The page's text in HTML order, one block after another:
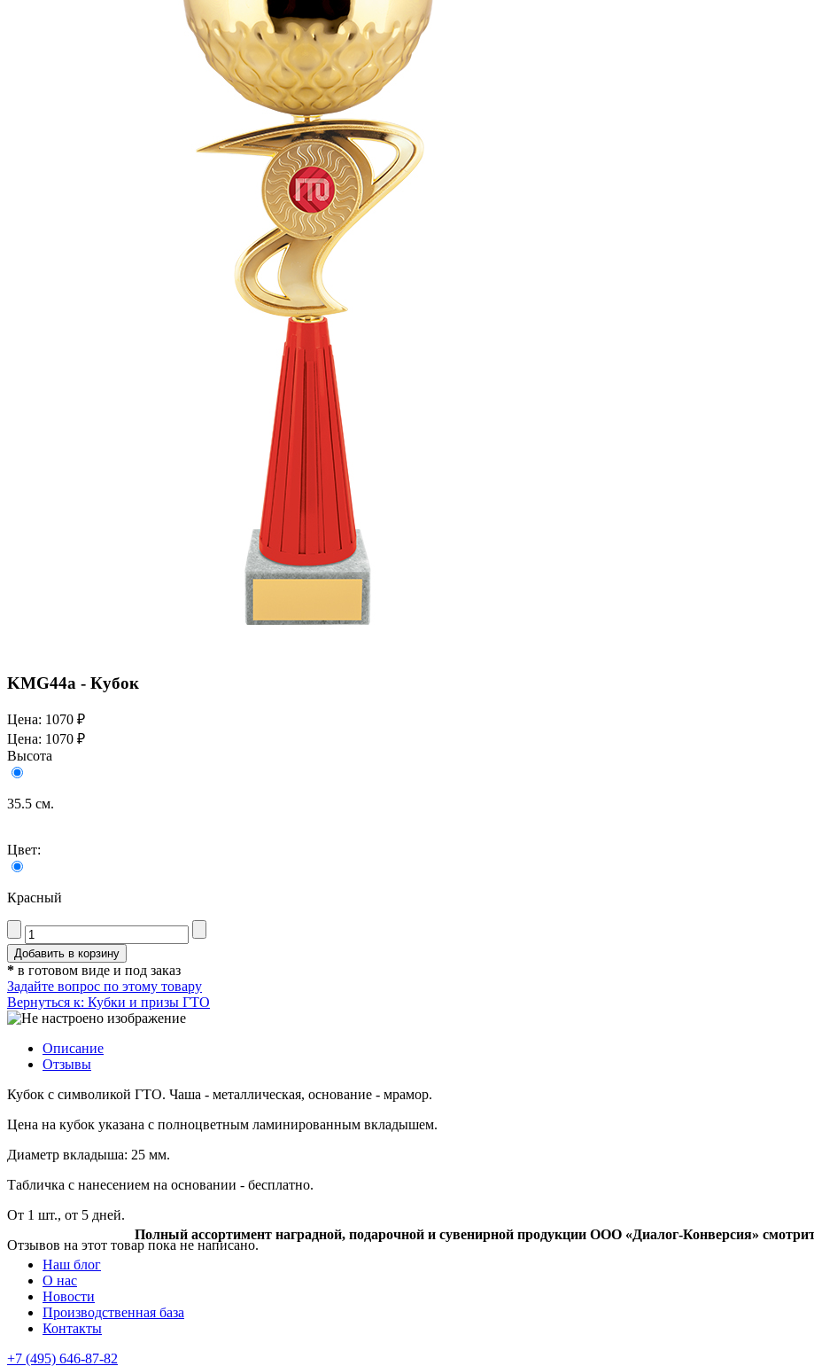
KMG44a - Кубок
Цена: 1070 ₽
Цена: 1070 ₽
Высота
35.5 см.
Цвет:
Красный
* в готовом виде и под заказ
Задайте вопрос по этому товару
Вернуться к: Кубки и призы ГТО
Описание
Отзывы
Кубок с символикой ГТО. Чаша - металлическая, основание - мрамор.
Цена на кубок указана с полноцветным ламинированным вкладышем.
Диаметр вкладыша: 25 мм.
Табличка с нанесением на основании - бесплатно.
От 1 шт., от 5 дней.
Отзывов на этот товар пока не написано.
Полный ассортимент наградной, подарочной и сувенирной продукции ООО «Диалог-Конверсия»
Наш блог
О нас
Новости
Производственная база
Контакты
+7 (495) 646-87-82